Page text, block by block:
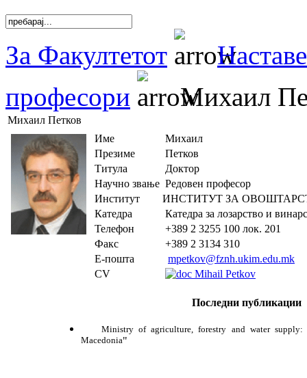
За Факултетот
професори
Михаил
Михаил Петков
Име
Михаил
Презиме
Петков
Титула
Доктор
Научно звање Редовен професор
Институт
ИНСТИТУТ ЗА
Катедра
Катедра за лозарство и
Телефон
+389 2 3255 100 лок. 201
Факс
+389 2 3134 310
Е-пошта
mpetkov@fznh.ukim.edu.mk
CV
Mihail Petkov
Последни публикации
Ministry of agriculture, forestry and water
Macedonia"